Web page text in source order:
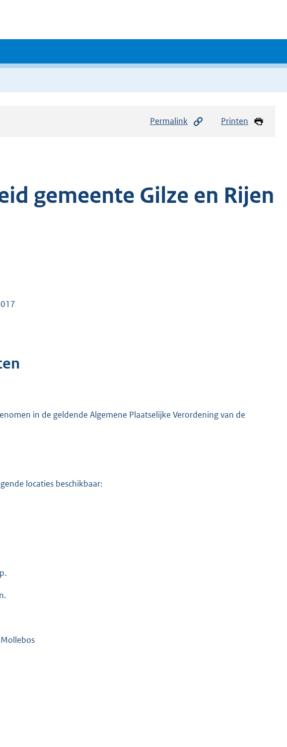
Permalink Printen
gemeente Gilze en Rijen
in de geldende Algemene Plaatselijke Verordening van de
locaties beschikbaar: